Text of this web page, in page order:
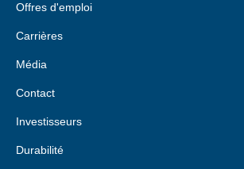
Offres d'emploi
Carrières
Média
Contact
Investisseurs
Durabilité